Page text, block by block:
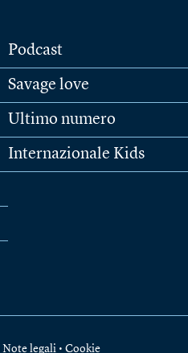
Podcast
Savage love
Ultimo numero
Internazionale Kids
Note legali • Cookie